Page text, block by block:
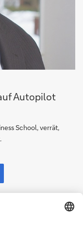
Autopilot
School, verrät,